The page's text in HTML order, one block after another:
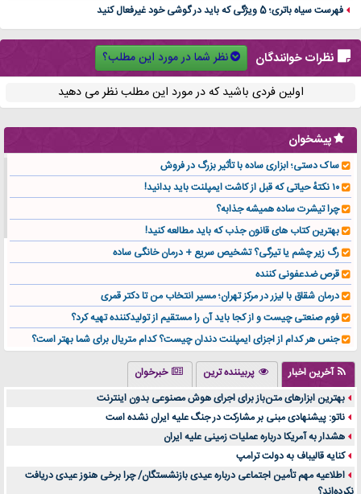
فهرست سیاه باتری؛ 5 ویژگی که باید در گوشی خود غیرفعال کنید
نظرات خوانندگان
نظر شما در مورد این مطلب؟
اولین فردی باشید که در مورد این مطلب نظر می دهید
پیشخوان
ساک دستی؛ ابزاری ساده با تأثیر بزرگ در فروش
۱۰ نکتهٔ حیاتی که قبل از کاشت ایمپلنت باید بدانید!
چرا تیشرت ساده همیشه جذابه؟
بهترین کتاب های قانون جذب که باید مطالعه کنید!
رگ زیر چشم یا تیرگی؟ تشخیص سریع + درمان خانگی ساده
قرص ضدعفونی کننده
درمان شقاق با لیزر در مرکز تهران؛ مسیر انتخاب من تا دکتر قمری
فوم صنعتی چیست و از کجا باید آن را مستقیم از تولیدکننده تهیه کرد؟
جنس هر کدام از اجزای ایمپلنت دندان چیست؟ کدام متریال برای شما بهتر است؟
تولید لیوان کاغذی یک کسب‌ و کار پر سود و رو‌ به‌ رشد در بازار ایران
درد زانو بعد از تمرین با تردمیل؟ شاید مشکل از این انتخاب باشد
آینده موسیقی هم‌اکنون در اینجاست
بهترین راه تبلیغات کلینیک زیبایی و افزایش مشتری کدام است؟
مقایسه قالب آسترا با وودمارت و فلت‌سام (فارسی)
خرید سمعک کارکرده یا دست دوم | نکات مهم قبل از تصمیم‌گیری
آخرین اخبار پربیننده ترین
خبرخوان
بهترین ابزارهای متن‌باز برای اجرای هوش مصنوعی بدون اینترنت
ناتو: پیشنهادی مبنی بر مشارکت در جنگ علیه ایران نشده است
هشدار به آمریکا درباره عملیات زمینی علیه ایران
کنایه قالیباف به دولت ترامپ
اطلاعیه مهم تأمین اجتماعی درباره عیدی بازنشستگان/ چرا برخی هنوز عیدی دریافت